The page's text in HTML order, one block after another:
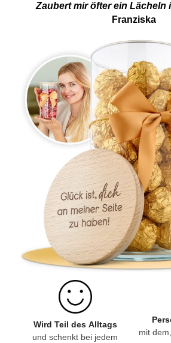
Zaubert mir öfter ein Lächeln
Franziska
Wird Teil des Alltags
und schenkt bei jedem
mit